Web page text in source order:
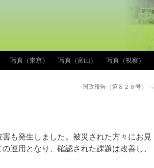
写真（東京） 写真（富山） 写真（視察）
国政報告（第８２６号） →
も発生しました。被災された方々にお見
運用となり、確認された課題は改善し、